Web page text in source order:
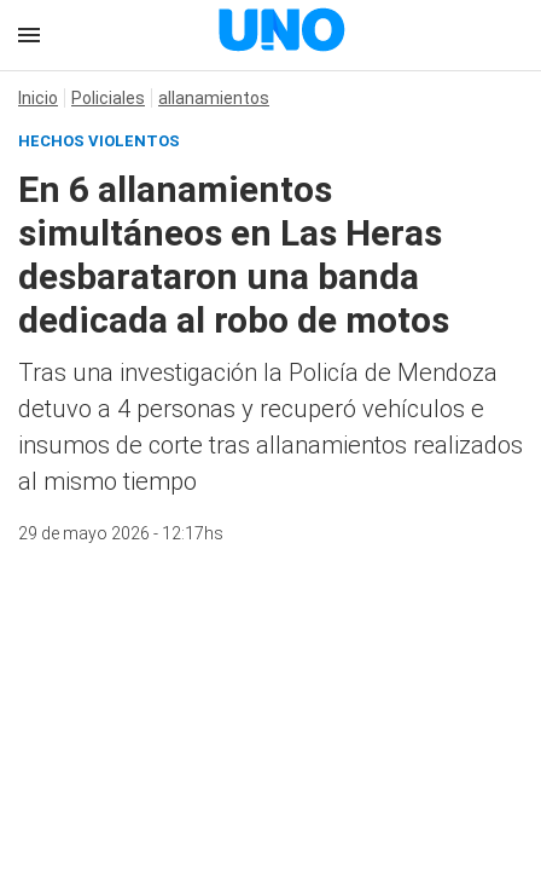
Inicio Policiales allanamientos
HECHOS VIOLENTOS
En 6 allanamientos
simultáneos en Las Heras
desbarataron una banda
dedicada al robo de motos
Tras una investigación la Policía de Mendoza
detuvo a 4 personas y recuperó vehículos e
insumos de corte tras allanamientos realizados
al mismo tiempo
29 de mayo 2026 - 12:17hs